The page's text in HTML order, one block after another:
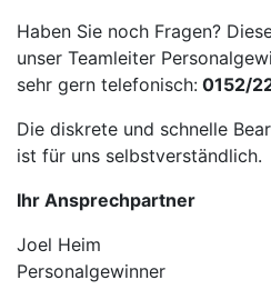
Haben Sie noch Fragen?
unser Teamleiter
sehr gern telefonisch: 0152/
Die diskrete und schnelle
ist für uns selbstverständlich.
Ihr Ansprechpartner
Joel Heim
Personalgewinner